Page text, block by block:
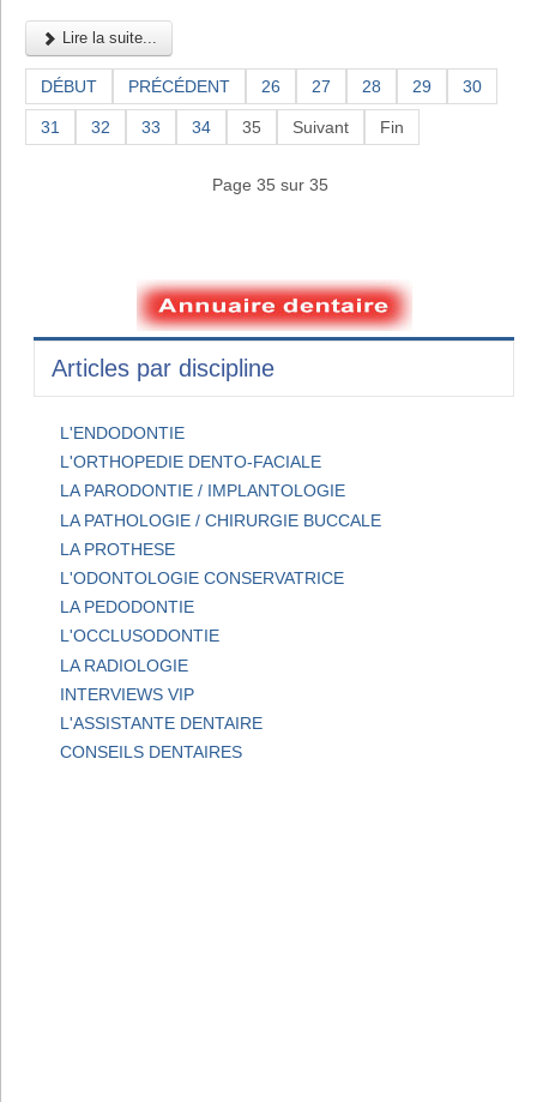
Lire la suite...
DÉBUT PRÉCÉDENT 26 27 28 29 30
31 32 33 34 35 Suivant Fin
Page 35 sur 35
Articles par discipline
L'ENDODONTIE
L'ORTHOPEDIE DENTO-FACIALE
LA PARODONTIE / IMPLANTOLOGIE
LA PATHOLOGIE / CHIRURGIE BUCCALE
LA PROTHESE
L'ODONTOLOGIE CONSERVATRICE
LA PEDODONTIE
L'OCCLUSODONTIE
LA RADIOLOGIE
INTERVIEWS VIP
L'ASSISTANTE DENTAIRE
CONSEILS DENTAIRES